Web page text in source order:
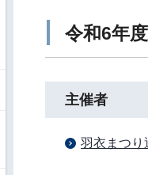
令和6年
主催者
羽衣まつり